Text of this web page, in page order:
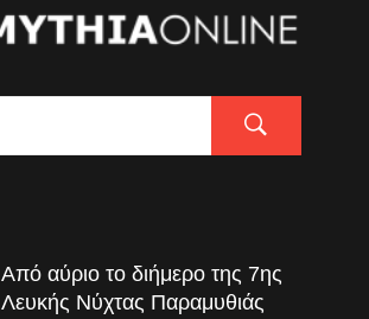
Από αύριο το διήμερο της 7ης
Λευκής Νύχτας Παραμυθιάς